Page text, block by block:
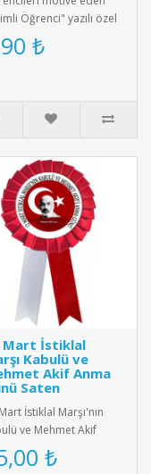
Öğrenci" yazılı özel
rozet. Kaliteli
malzemeden üretil..
₺
Mart İstiklal
Kabulü ve
Akif Anma
Saten
İstiklal Marşı'nın
ve Mehmet Akif
anma gününe özel
kokart. Milli değer..
₺